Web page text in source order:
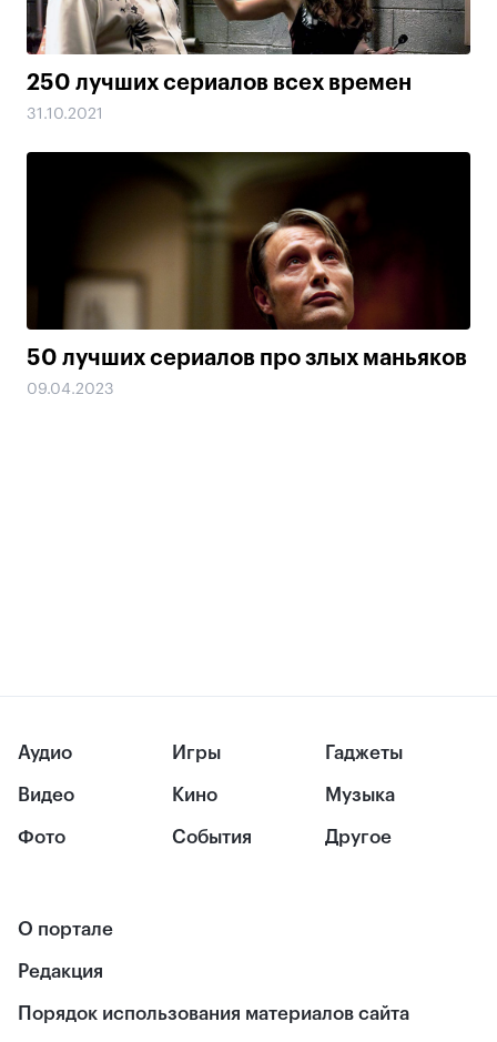
250 лучших сериалов всех времен
31.10.2021
50 лучших сериалов про злых маньяков
09.04.2023
Аудио
Видео
Фото
Игры
Кино
События
Гаджеты
Музыка
Другое
О портале
Редакция
Порядок использования материалов сайта